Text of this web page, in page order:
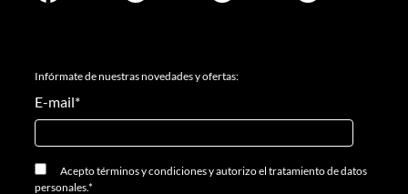
Infórmate de nuestras novedades y ofertas:
E-mail*
Aceptotérminos y condicionesyautorizo el tratamiento de datos
personales.*